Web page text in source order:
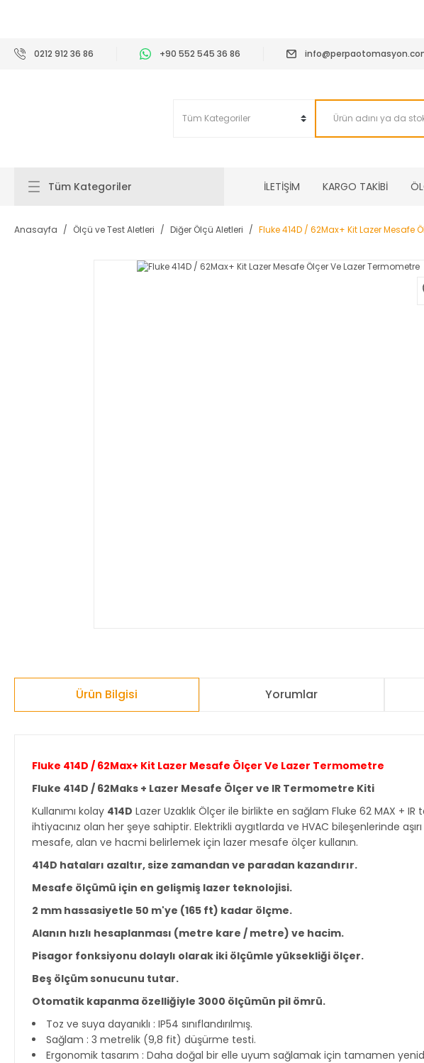
0212 912 36 86 +90 552 545 36 86
Tüm Kategoriler İLETİŞİM KARGO TAKİBİ
Anasayfa Ölçü ve Test Aletleri Diğer Ölçü Aletleri Fluke 414D / 62Max+ Kit Lazer Mesafe
Ürün Bilgisi Yorumlar
Fluke 414D / 62Max+ Kit Lazer Mesafe Ölçer Ve Lazer Termometre
Fluke 414D / 62Maks + Lazer Mesafe Ölçer ve IR Termometre Kiti
Kullanımı kolay 414D Lazer Uzaklık Ölçer ile birlikte en sağlam Fluke 62 MAX +
ihtiyacınız olan her şeye sahiptir. Elektrikli aygıtlarda ve HVAC bileşenlerinde
mesafe, alan ve hacmi belirlemek için lazer mesafe ölçer kullanın.
414D hataları azaltır, size zamandan ve paradan kazandırır.
Mesafe ölçümü için en gelişmiş lazer teknolojisi.
2 mm hassasiyetle 50 m'ye (165 ft) kadar ölçme.
Alanın hızlı hesaplanması (metre kare / metre) ve hacim.
Pisagor fonksiyonu dolaylı olarak iki ölçümle yüksekliği ölçer.
Beş ölçüm sonucunu tutar.
Otomatik kapanma özelliğiyle 3000 ölçümün pil ömrü.
Toz ve suya dayanıklı : IP54 sınıflandırılmış.
Sağlam : 3 metrelik (9,8 fit) düşürme testi.
Ergonomik tasarım : Daha doğal bir elle uyum sağlamak için tamamen